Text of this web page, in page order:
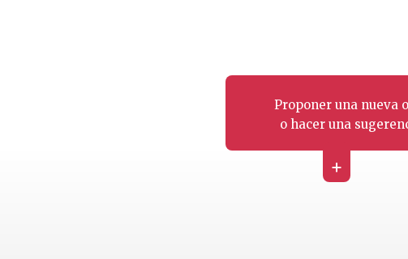
Proponer una nueva
o hacer una
+